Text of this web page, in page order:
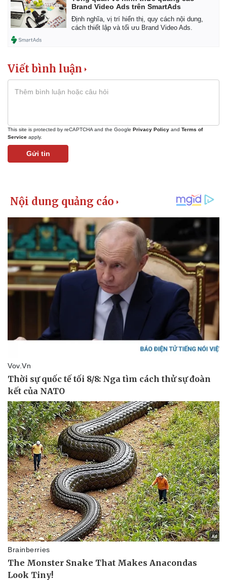
Sức khỏe
Dinh dưỡng - món ngon
Cây thuốc
Sản phụ khoa
Nhi khoa
Nam khoa
Làm đẹp - giảm cân
Đời sống
Nhà đẹp
Blog
Tình yêu - Gia đình
Brand Video Ads trên SmartAds
Định nghĩa, vị trí hiển thị, quy cách nội dung,
cách thiết lập và tối ưu Brand Video Ads.
Viết bình luận
This site is protected by reCAPTCHA and the Google Privacy Policy and Terms of
Service apply.
Gửi tin